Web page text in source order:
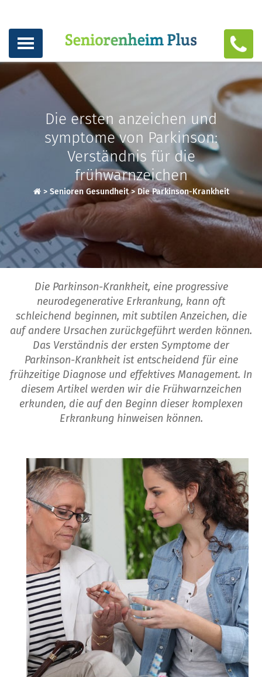
Die ersten anzeichen und
symptome von Parkinson:
Verständnis für die
frühwarnzeichen
> Senioren Gesundheit> Die Parkinson-Krankheit
Die Parkinson-Krankheit, eine progressive
neurodegenerative Erkrankung, kann oft
schleichend beginnen, mit subtilen Anzeichen, die
auf andere Ursachen zurückgeführt werden können.
Das Verständnis der ersten Symptome der
Parkinson-Krankheit ist entscheidend für eine
frühzeitige Diagnose und effektives Management. In
diesem Artikel werden wir die Frühwarnzeichen
erkunden, die auf den Beginn dieser komplexen
Erkrankung hinweisen können.